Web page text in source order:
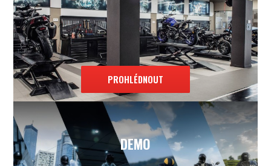
PROHLÉDNOUT
DEMO